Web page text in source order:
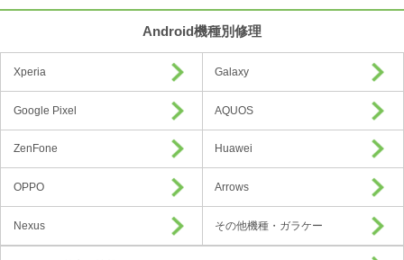
Android機種別修理
Xperia Galaxy
Google Pixel AQUOS
ZenFone Huawei
OPPO Arrows
Nexus その他機種・ガラケー